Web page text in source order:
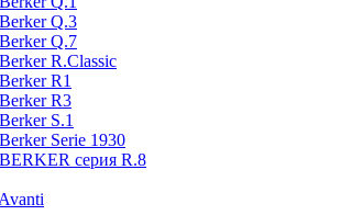
Q.3
Q.7
R.Classic
R1
R3
S.1
Serie 1930
серия R.8